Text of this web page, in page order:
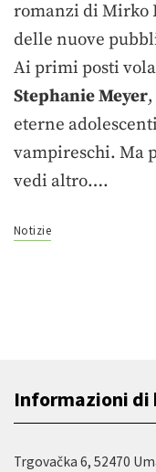
romanzi di Mirko
delle nuove
Ai primi posti
Stephanie Meyer
eterne
vampireschi. Ma
vedi altro….
Notizie
Informazioni di
Trgovačka 6, 52470